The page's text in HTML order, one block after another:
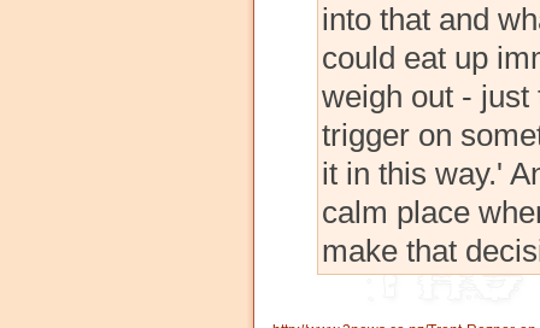
into that and
could eat up
weigh out - just
trigger on
it in this way.'
calm place
make that